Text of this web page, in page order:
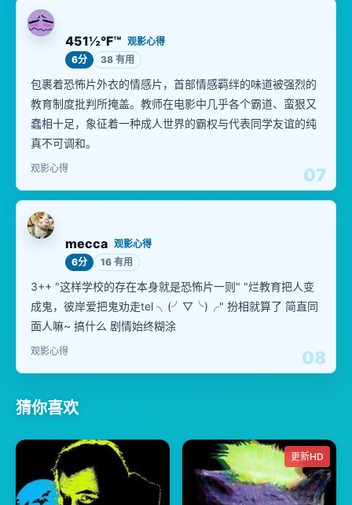
07
451½°F™ 观影心得
6分
38 有用
包裹着恐怖片外衣的情感片，首部情感羁绊的味道被强烈的
教育制度批判所掩盖。教师在电影中几乎各个霸道、蛮狠又
蠢相十足，象征着一种成人世界的霸权与代表同学友谊的纯
真不可调和。
观影心得
08
mecca 观影心得
6分
16 有用
3++ "这样学校的存在本身就是恐怖片一则" "烂教育把人变
成鬼，彼岸爱把鬼劝走tel ╮(╯▽╰)╭" 扮相就算了 简直同
面人嘛~ 搞什么 剧情始终糊涂
观影心得
猜你喜欢
更新HD